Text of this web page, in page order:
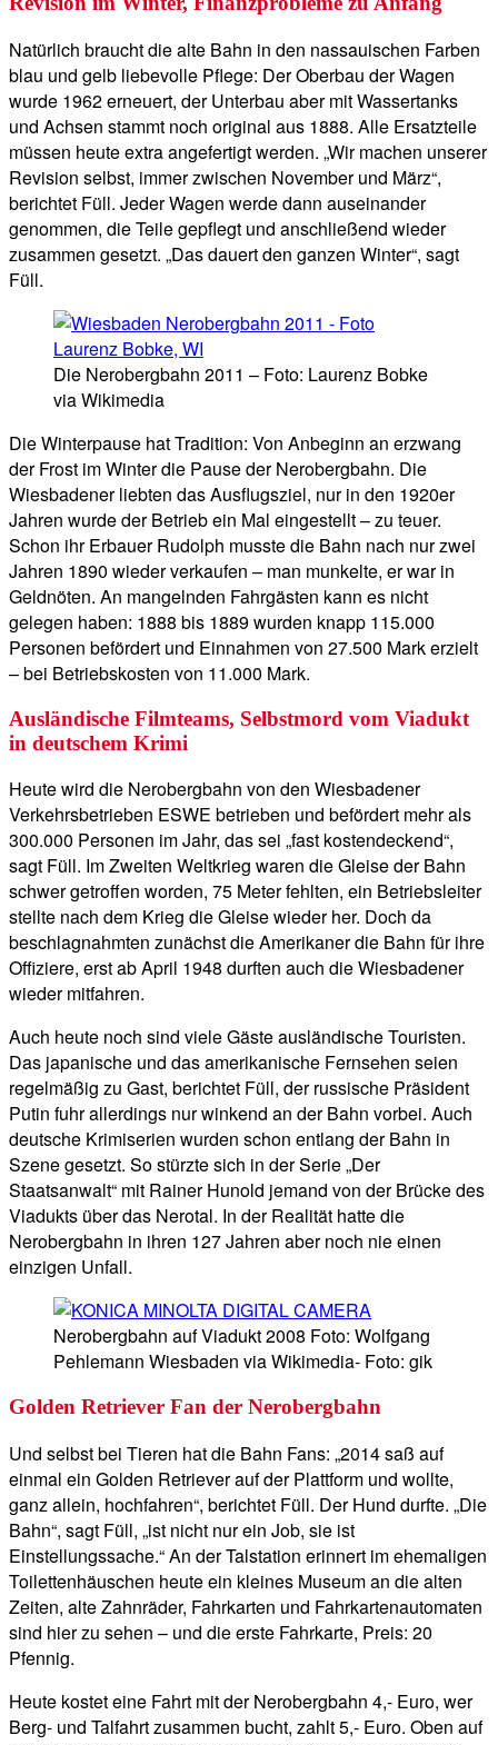
Natürlich braucht die alte Bahn in den nassauischen Farben
blau und gelb liebevolle Pflege: Der Oberbau der Wagen
wurde 1962 erneuert, der Unterbau aber mit Wassertanks
und Achsen stammt noch original aus 1888. Alle Ersatzteile
müssen heute extra angefertigt werden. „Wir machen unserer
Revision selbst, immer zwischen November und März“,
berichtet Füll. Jeder Wagen werde dann auseinander
genommen, die Teile gepflegt und anschließend wieder
zusammen gesetzt. „Das dauert den ganzen Winter“, sagt
Füll.
Die Nerobergbahn 2011 – Foto: Laurenz Bobke
via Wikimedia
Die Winterpause hat Tradition: Von Anbeginn an erzwang
der Frost im Winter die Pause der Nerobergbahn. Die
Wiesbadener liebten das Ausflugsziel, nur in den 1920er
Jahren wurde der Betrieb ein Mal eingestellt – zu teuer.
Schon ihr Erbauer Rudolph musste die Bahn nach nur zwei
Jahren 1890 wieder verkaufen – man munkelte, er war in
Geldnöten. An mangelnden Fahrgästen kann es nicht
gelegen haben: 1888 bis 1889 wurden knapp 115.000
Personen befördert und Einnahmen von 27.500 Mark erzielt
– bei Betriebskosten von 11.000 Mark.
Ausländische Filmteams, Selbstmord vom Viadukt
in deutschem Krimi
Heute wird die Nerobergbahn von den Wiesbadener
Verkehrsbetrieben ESWE betrieben und befördert mehr als
300.000 Personen im Jahr, das sei „fast kostendeckend“,
sagt Füll. Im Zweiten Weltkrieg waren die Gleise der Bahn
schwer getroffen worden, 75 Meter fehlten, ein Betriebsleiter
stellte nach dem Krieg die Gleise wieder her. Doch da
beschlagnahmten zunächst die Amerikaner die Bahn für ihre
Offiziere, erst ab April 1948 durften auch die Wiesbadener
wieder mitfahren.
Auch heute noch sind viele Gäste ausländische Touristen.
Das japanische und das amerikanische Fernsehen seien
regelmäßig zu Gast, berichtet Füll, der russische Präsident
Putin fuhr allerdings nur winkend an der Bahn vorbei. Auch
deutsche Krimiserien wurden schon entlang der Bahn in
Szene gesetzt. So stürzte sich in der Serie „Der
Staatsanwalt“ mit Rainer Hunold jemand von der Brücke des
Viadukts über das Nerotal. In der Realität hatte die
Nerobergbahn in ihren 127 Jahren aber noch nie einen
einzigen Unfall.
Nerobergbahn auf Viadukt 2008 Foto: Wolfgang
Pehlemann Wiesbaden via Wikimedia- Foto: gik
Golden Retriever Fan der Nerobergbahn
Und selbst bei Tieren hat die Bahn Fans: „2014 saß auf
einmal ein Golden Retriever auf der Plattform und wollte,
ganz allein, hochfahren“, berichtet Füll. Der Hund durfte. „Die
Bahn“, sagt Füll, „ist nicht nur ein Job, sie ist
Einstellungssache.“ An der Talstation erinnert im ehemaligen
Toilettenhäuschen heute ein kleines Museum an die alten
Zeiten, alte Zahnräder, Fahrkarten und Fahrkartenautomaten
sind hier zu sehen – und die erste Fahrkarte, Preis: 20
Pfennig.
Heute kostet eine Fahrt mit der Nerobergbahn 4,- Euro, wer
Berg- und Talfahrt zusammen bucht, zahlt 5,- Euro. Oben auf